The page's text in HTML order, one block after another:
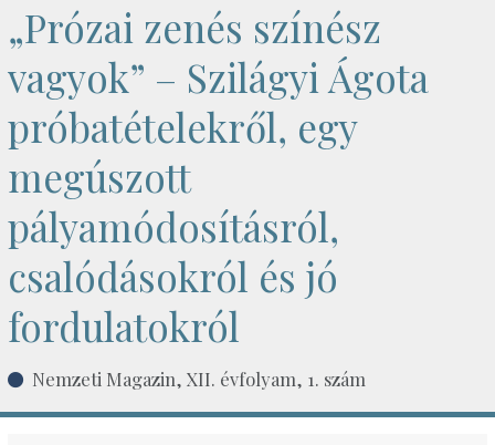
„Prózai zenés színész
vagyok” – Szilágyi Ágota
próbatételekről, egy
megúszott
pályamódosításról,
csalódásokról és jó
fordulatokról
Nemzeti Magazin, XII. évfolyam, 1. szám